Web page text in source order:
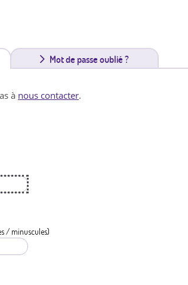
Mot de passe oublié ?
à nous contacter.
/ minuscules)